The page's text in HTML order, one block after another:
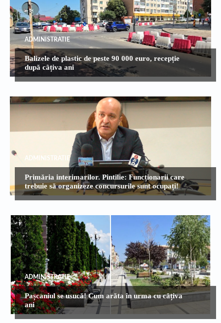
ADMINISTRATIE
Balizele de plastic de peste 90 000 euro, recepție
după câțiva ani
ADMINISTRATIE
Primăria interimarilor. Pintilie: Funcționarii care
trebuie să organizeze concursurile sunt ocupați!
ADMINISTRATIE
Pașcaniul se usucă! Cum arăta în urma cu câțiva
ani